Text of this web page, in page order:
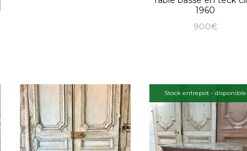
1960
900€
Stock entrepot - disponible